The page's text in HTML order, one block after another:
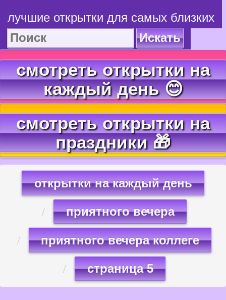
лучшие открытки для самых близких
Искать
смотреть открытки на
каждый день 😊
смотреть открытки на
праздники 🎁
открытки на каждый день
приятного вечера
приятного вечера коллеге
страница 5